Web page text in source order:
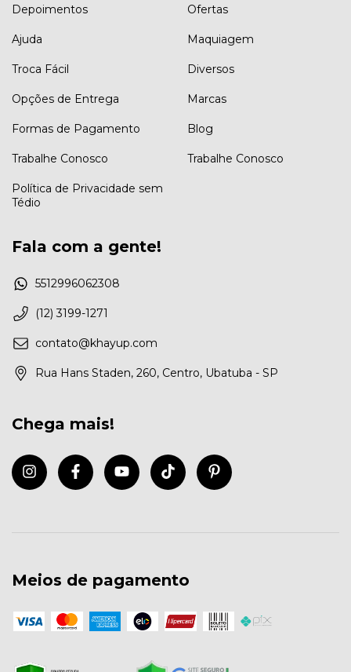
Depoimentos
Ajuda
Troca Fácil
Opções de Entrega
Formas de Pagamento
Trabalhe Conosco
Política de Privacidade sem
Tédio
Ofertas
Maquiagem
Diversos
Marcas
Blog
Trabalhe Conosco
Fala com a gente!
5512996062308
(12) 3199-1271
contato@khayup.com
Rua Hans Staden, 260, Centro, Ubatuba - SP
Chega mais!
Meios de pagamento